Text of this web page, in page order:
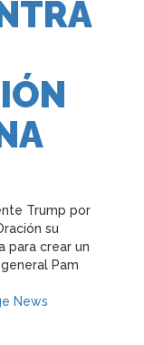
Trump por
su
para crear un
Pam
News